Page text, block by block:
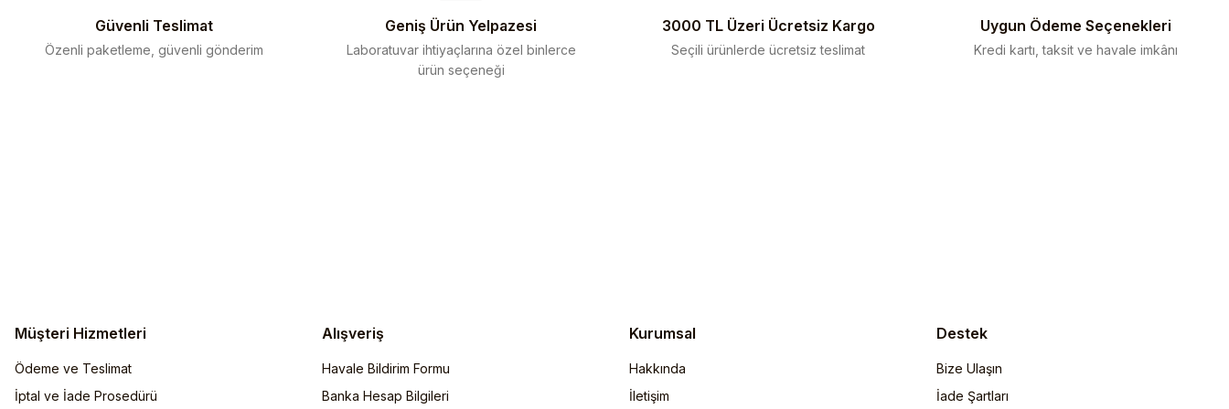
Güvenli Teslimat
Özenli paketleme, güvenli gönderim
Geniş Ürün Yelpazesi
Laboratuvar ihtiyaçlarına özel binlerce
ürün seçeneği
3000 TL Üzeri Ücretsiz Kargo
Seçili ürünlerde ücretsiz teslimat
Uygun Ödeme Seçenekleri
Kredi kartı, taksit ve havale imkânı
Müşteri Hizmetleri
Ödeme ve Teslimat
İptal ve İade Prosedürü
Alışveriş
Havale Bildirim Formu
Banka Hesap Bilgileri
Kurumsal
Hakkında
İletişim
Destek
Bize Ulaşın
İade Şartları